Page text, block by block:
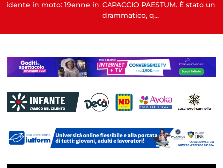
19enne in CAPACCIO PAESTUM. È stato un Consiglio